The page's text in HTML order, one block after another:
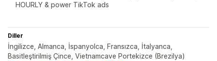
HOURLY & power TikTok ads
Diller
İngilizce, Almanca, İspanyolca, Fransızca, İtalyanca,
Basitleştirilmiş Çince, Vietnamcave Portekizce (Brezilya)